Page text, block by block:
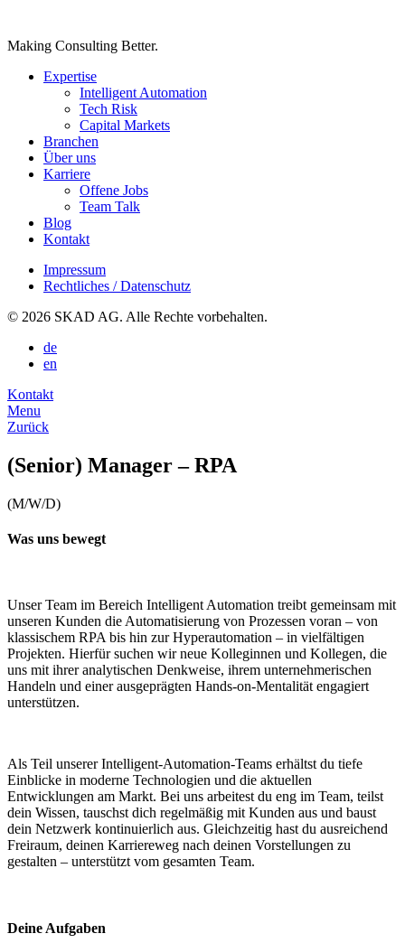
Making Consulting Better.
Expertise
Intelligent Automation
Tech Risk
Capital Markets
Branchen
Über uns
Karriere
Offene Jobs
Team Talk
Blog
Kontakt
Impressum
Rechtliches / Datenschutz
© 2026 SKAD AG. Alle Rechte vorbehalten.
de
en
Kontakt
Menu
Zurück
(Senior) Manager – RPA
(M/W/D)
Was uns bewegt
Unser Team im Bereich Intelligent Automation treibt gemeinsam mit
unseren Kunden die Automatisierung von Prozessen voran – von
klassischem RPA bis hin zur Hyperautomation – in vielfältigen
Projekten. Hierfür suchen wir neue Kolleginnen und Kollegen, die
uns mit ihrer analytischen Denkweise, ihrem unternehmerischen
Handeln und einer ausgeprägten Hands-on-Mentalität engagiert
unterstützen.
Als Teil unserer Intelligent-Automation-Teams erhältst du tiefe
Einblicke in moderne Technologien und die aktuellen
Entwicklungen am Markt. Bei uns arbeitest du eng im Team, teilst
dein Wissen, tauschst dich regelmäßig mit Kunden aus und baust
dein Netzwerk kontinuierlich aus. Gleichzeitig hast du ausreichend
Freiraum, deinen Karriereweg nach deinen Vorstellungen zu
gestalten – unterstützt vom gesamten Team.
Deine Aufgaben